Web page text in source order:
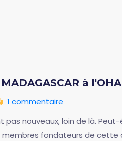
à
1 commentaire
pas nouveaux, loin de là.
fondateurs de cette